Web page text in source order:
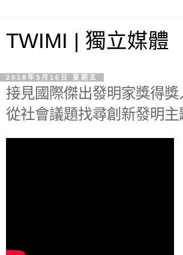
TWIMI | 獨立媒體
2018年3月16日 星期五
接見國際傑出發明家獎得
從社會議題找尋創新發明主